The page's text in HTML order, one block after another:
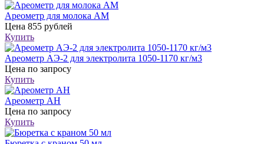
Ареометр для молока АМ
Цена 855 рублей
Купить
Ареометр АЭ-2 для электролита 1050-1170 кг/м3
Цена по запросу
Купить
Ареометр АН
Цена по запросу
Купить